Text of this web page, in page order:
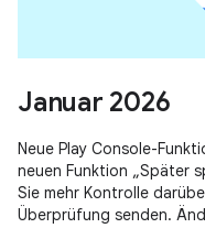
Januar 2026
Neue Play Console-
neuen Funktion „Später
Sie mehr Kontrolle
Überprüfung senden.